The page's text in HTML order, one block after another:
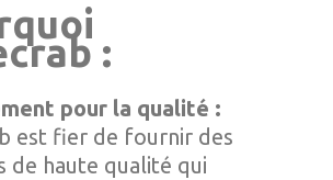
:
pour la qualité :
est fier de fournir des
de haute qualité qui